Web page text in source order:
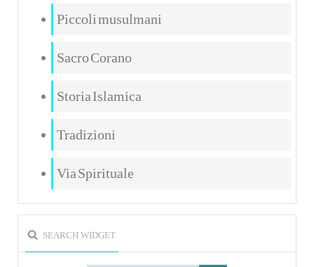
Piccoli musulmani
Sacro Corano
Storia Islamica
Tradizioni
Via Spirituale
SEARCH WIDGET